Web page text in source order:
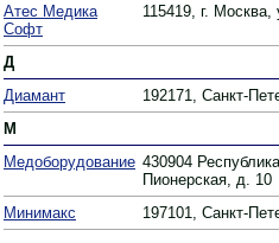
Атес Медика
Софт
115419, г.
Д
Диамант
192171, Санкт-
М
Медоборудование 430904
Пионерская, д. 10
Минимакс
197101, Санкт-